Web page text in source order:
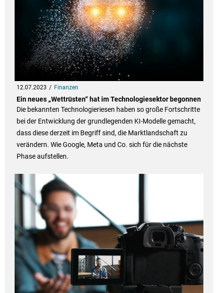
12.07.2023 Finanzen
Ein neues „Wettrüsten“ hat im Technologiesektor begonnen
Die bekannten Technologieriesen haben so große Fortschritte
bei der Entwicklung der grundlegenden KI-Modelle gemacht,
dass diese derzeit im Begriff sind, die Marktlandschaft zu
verändern. Wie Google, Meta und Co. sich für die nächste
Phase aufstellen.